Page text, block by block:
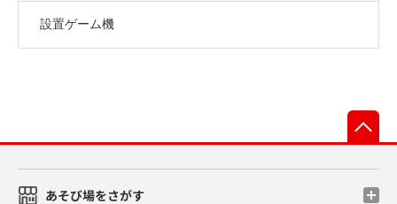
設置ゲーム機
あそび場をさがす